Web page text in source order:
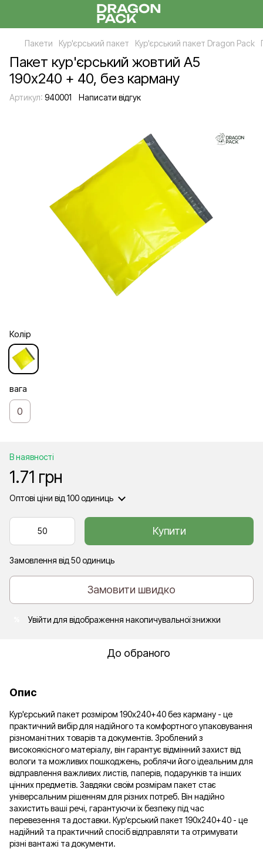
Пакети Кур'єрський пакет Кур'єрський пакет Dragon Pack
Пакет кур'єрський жовтий А5
190х240 + 40, без карману
Артикул: 940001 Написати відгук
Колір
вага
0
В наявності
1.71 грн
Оптові ціни від 100 одиниць
Купити
Замовлення від 50 одиниць
Замовити швидко
Увійти для відображення накопичувальної знижки
До обраного
Опис
Кур'єрський пакет розміром 190х240+40 без карману - це
практичний вибір для надійного та комфортного упаковування
різноманітних товарів та документів. Зроблений з
високоякісного матеріалу, він гарантує відмінний захист від
вологи та можливих пошкоджень, роблячи його ідеальним для
відправлення важливих листів, паперів, подарунків та інших
цінних предметів. Завдяки своїм розмірам пакет стає
універсальним рішенням для різних потреб. Він надійно
захистить ваші речі, гарантуючи їх безпеку під час
перевезення та доставки. Кур'єрський пакет 190х240+40 - це
надійний та практичний спосіб відправляти та отримувати
різні вантажі та документи.